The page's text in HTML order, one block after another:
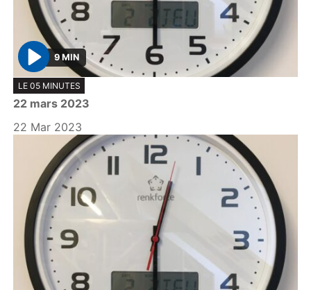
P
l
a
y
9 MIN
LE 05 MINUTES
22 mars 2023
22 Mar 2023